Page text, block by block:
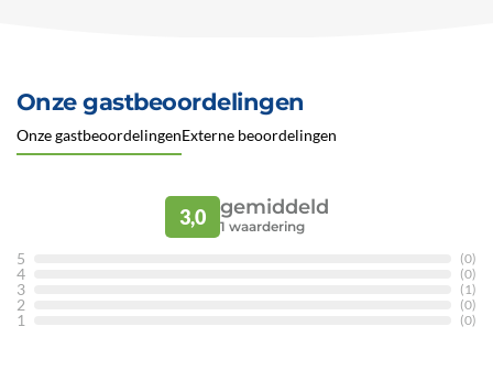
Onze gastbeoordelingen
Onze gastbeoordelingenExterne beoordelingen
3,0 gemiddeld
1 waardering
5 (0)
4 (0)
3 (1)
2 (0)
1 (0)